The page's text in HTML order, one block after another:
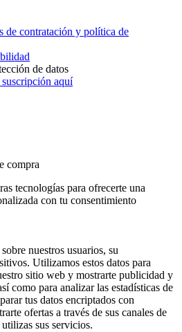
de contratación y política de
de datos
aquí
compra
tecnologías para ofrecerte una
con tu consentimiento
nuestros usuarios, su
Utilizamos estos datos para
sitio web y mostrarte publicidad y
como para analizar las estadísticas de
tus datos encriptados con
ofertas a través de sus canales de
sus servicios.